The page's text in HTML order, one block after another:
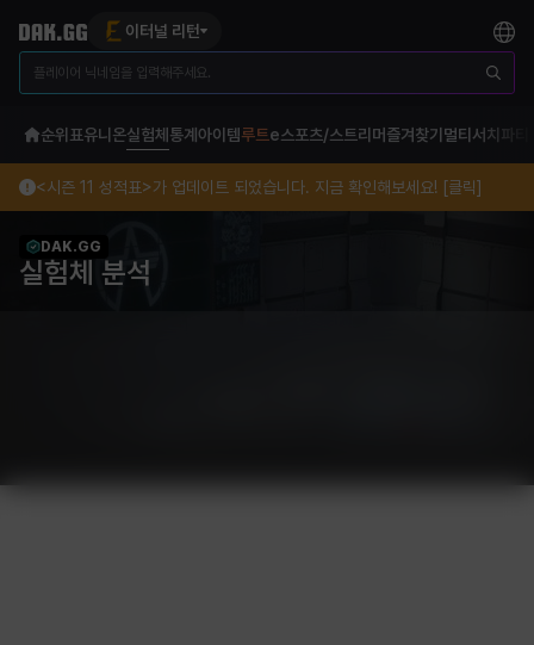
이터널 리턴
순위표유니온실험체 통계 아이템루트e스포츠/스트리머 즐겨찾기 멀티서치 파티
<시즌 11 성적표>가 업데이트 되었습니다. 지금 확인해보세요! [클릭]
DAK.GG
실험체 분석